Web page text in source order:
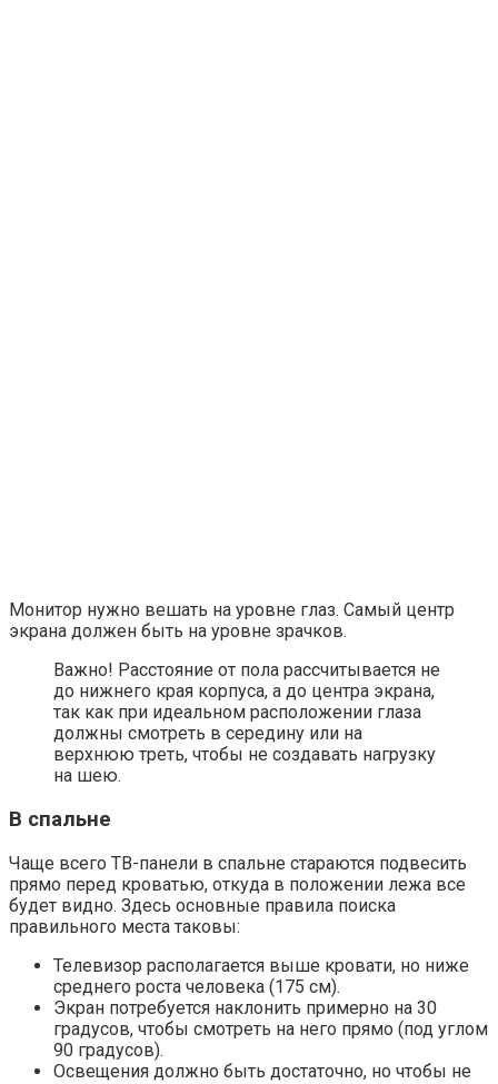
Монитор нужно вешать на уровне глаз. Самый центр
экрана должен быть на уровне зрачков.
Важно! Расстояние от пола рассчитывается не
до нижнего края корпуса, а до центра экрана,
так как при идеальном расположении глаза
должны смотреть в середину или на
верхнюю треть, чтобы не создавать нагрузку
на шею.
В спальне
Чаще всего ТВ-панели в спальне стараются подвесить
прямо перед кроватью, откуда в положении лежа все
будет видно. Здесь основные правила поиска
правильного места таковы:
Телевизор располагается выше кровати, но ниже
среднего роста человека (175 см).
Экран потребуется наклонить примерно на 30
градусов, чтобы смотреть на него прямо (под углом
90 градусов).
Освещения должно быть достаточно, но чтобы не